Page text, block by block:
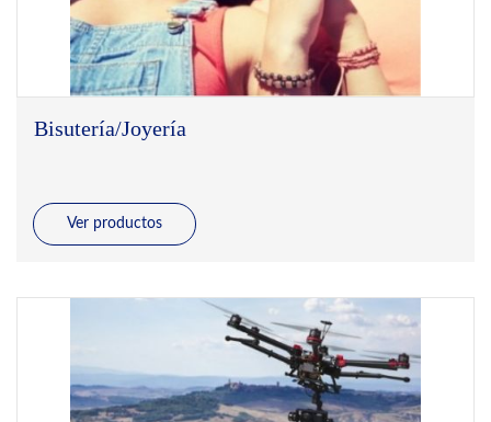
Bisutería/Joyería
Ver productos